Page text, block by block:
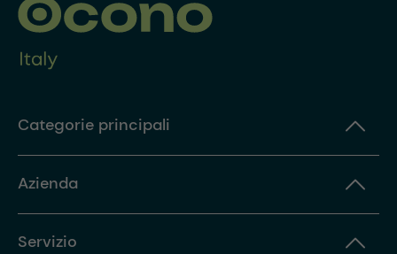
Categorie principali
Azienda
Servizio